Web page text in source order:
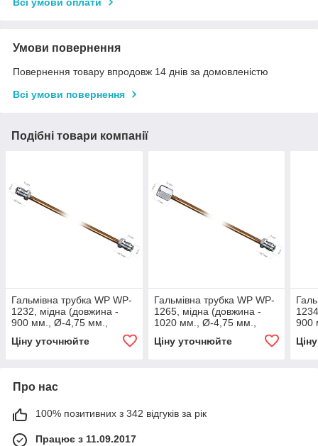
Всі умови оплати
Умови повернення
Повернення товару впродовж 14 днів за домовленістю
Всі умови повернення
Подібні товари компанії
Гальмівна трубка WP WP-
1232, мідна (довжина -
900 мм., Ø-4,75 мм.,
Ціну уточнюйте
Гальмівна трубка WP WP-
1265, мідна (довжина -
1020 мм., Ø-4,75 мм.,
Ціну уточнюйте
900
Про нас
100% позитивних з 342 відгуків за рік
Працює з 11.09.2017